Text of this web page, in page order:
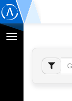
Navigation
umschalten